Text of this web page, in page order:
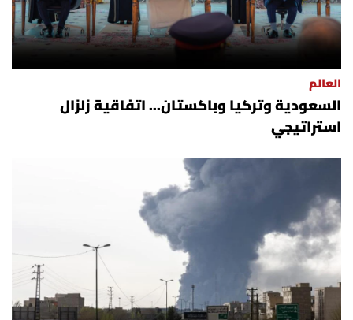
العالم
السعودية وتركيا وباكستان... اتفاقية زلزال
استراتيجي